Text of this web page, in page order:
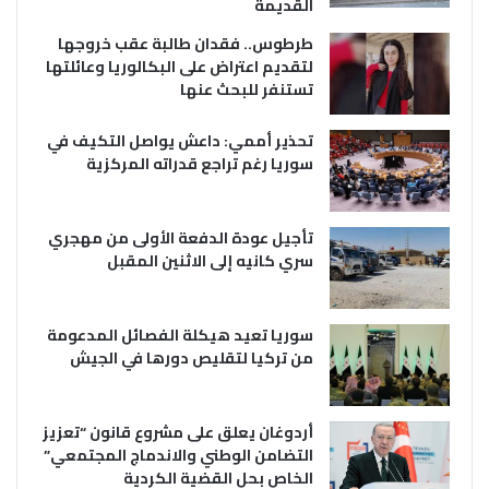
طرطوس.. فقدان طالبة عقب خروجها
لتقديم اعتراض على البكالوريا وعائلتها
تستنفر للبحث عنها
تحذير أممي: داعش يواصل التكيف في
سوريا رغم تراجع قدراته المركزية
تأجيل عودة الدفعة الأولى من مهجري
سري كانيه إلى الاثنين المقبل
سوريا تعيد هيكلة الفصائل المدعومة
من تركيا لتقليص دورها في الجيش
أردوغان يعلق على مشروع قانون “تعزيز
التضامن الوطني والاندماج المجتمعي”
الخاص بحل القضية الكردية